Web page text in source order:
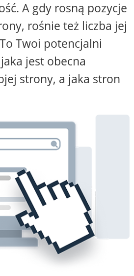
A gdy rosną pozycje
rośnie też liczba jej
Twoi potencjalni
jest obecna
strony, a jaka stron